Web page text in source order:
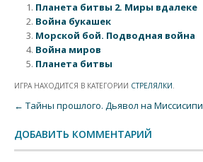
Планета битвы 2. Миры вдалеке
Война букашек
Морской бой. Подводная война
Война миров
Планета битвы
ИГРА НАХОДИТСЯ В КАТЕГОРИИ СТРЕЛЯЛКИ.
Post navigation
← Тайны прошлого. Дьявол на Миссисипи
ДОБАВИТЬ КОММЕНТАРИЙ